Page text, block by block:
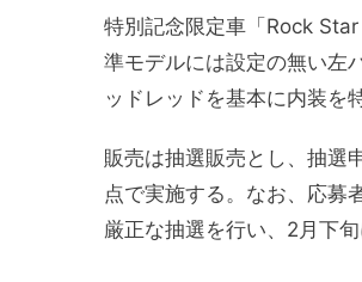
特別記念限定車「Rock
準モデルには設定の無い左
ッドレッドを基本に内装を
販売は抽選販売とし、抽選
点で実施する。なお、応募
厳正な抽選を行い、2月下旬